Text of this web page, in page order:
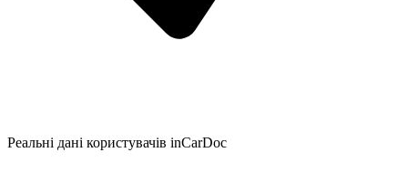
Реальні дані користувачів inCarDoc